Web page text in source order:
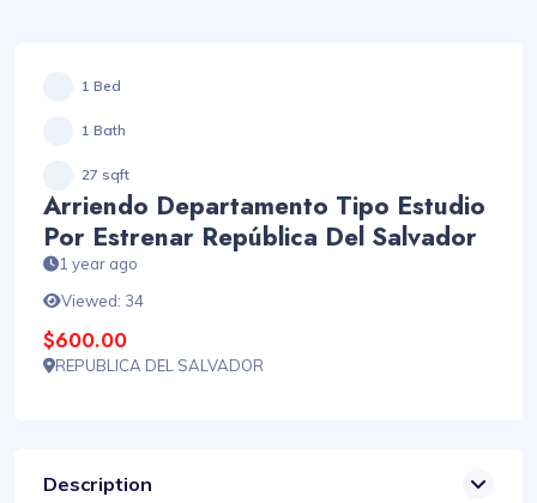
1 Bed
1 Bath
27 sqft
Arriendo Departamento Tipo Estudio
Por Estrenar República Del Salvador
1 year ago
Viewed: 34
$600.00
REPUBLICA DEL SALVADOR
Description